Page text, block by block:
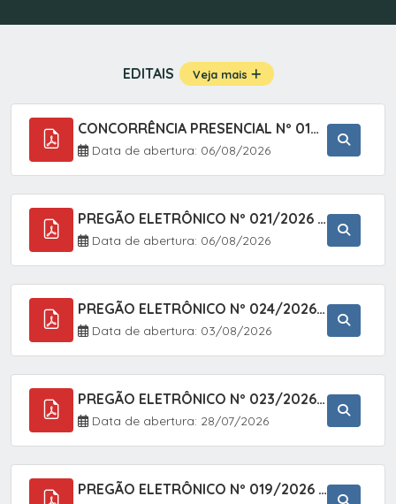
EDITAIS Veja mais
CONCORRÊNCIA PRESENCIAL Nº 019/2025 - PAVIMENTAÇÃO ASFÁLTICA EM TRECHO DA RUA 2 NO BAIRRO VILA SOARES NO MUNICÍPIO DE SETE BARRAS/SP.
Data de abertura: 06/08/2026
PREGÃO ELETRÔNICO Nº 021/2026 - AQUISIÇÃO DE CONTENTORES E CARRINHOS, DESTINADOS A COLETIVA E MANEJO DE RESÍDUOS SÓLIDOS, ATRAVÉS DO SISTEMA DE REGISTRO DE PREÇOS (SRP)
Data de abertura: 06/08/2026
PREGÃO ELETRÔNICO Nº 024/2026 - AQUISIÇÃO DE GÁS MEDICINAL TIPO OXIGÊNIO (1,00 M3, 3,00 M3 E 10,00 M3), EM ATENDIMENTO À SECRETARIA MUNICIPAL DE SAÚDE, ATRAVÉS DO SISTEMA DE REGISTRO DE PREÇOS (SRP)
Data de abertura: 03/08/2026
PREGÃO ELETRÔNICO Nº 023/2026 - AQUISIÇÃO DE ENXOVAL INFANTIL, EM ATENDIMENTO À SECRETARIA MUNICIPAL DE EDUCAÇÃO, ATRAVÉS DO SISTEMA DE REGISTRO DE PREÇOS (SRP).
Data de abertura: 28/07/2026
PREGÃO ELETRÔNICO Nº 019/2026 - CONTRATAÇÃO DE EMPRESA ESPECIALIZADA PARA A PRESTAÇÃO DE SERVIÇOS VETERINÁRIOS CLÍNICOS E CIRÚRGICOS, COM FOCO EM AÇÕES DE SAÚDE PÚBLICA, BEM-ESTAR ANIMAL E CONTROLE POPULACIONAL ÉTICO DE CÃES E GATOS, EM ATENDIMENTO À